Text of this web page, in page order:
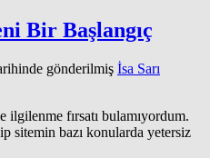
Bir Başlangıç
gönderilmiş İsa Sarı
fırsatı bulamıyordum.
sitemin bazı konularda yetersiz